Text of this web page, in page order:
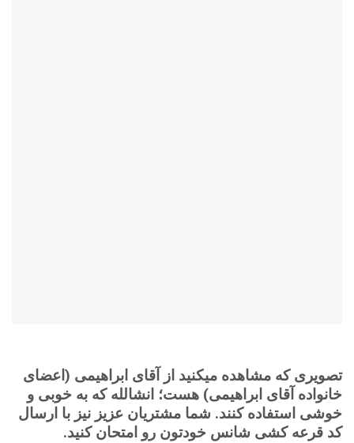
تصویری که مشاهده میکنید از آقای ابراهیمی (اعضای
خانواده آقای ابراهیمی) هست؛ انشالله که به خوبی و
خوشی استفاده کنند. شما مشتریان عزیز نیز با ارسال
کد قرعه کشی شانس خودتون رو امتحان کنید.